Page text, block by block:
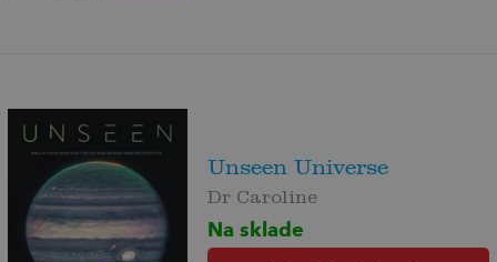
Unseen Universe
Dr Caroline
Na sklade